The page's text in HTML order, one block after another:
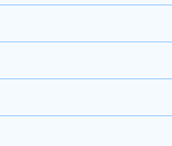
分隔少年人